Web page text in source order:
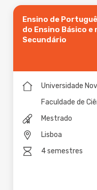
Ensino de
do Ensino Básico e
Secundário
Universidade
Faculdade de
Mestrado
Lisboa
4 semestres